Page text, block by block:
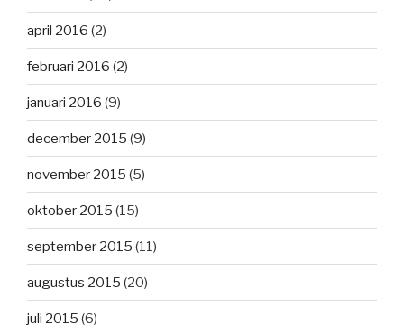
april 2016 (2)
februari 2016 (2)
januari 2016 (9)
december 2015 (9)
november 2015 (5)
oktober 2015 (15)
september 2015 (11)
augustus 2015 (20)
juli 2015 (6)